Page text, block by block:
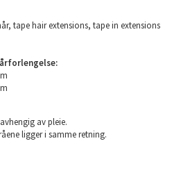
tape hair extensions, tape in extensions
av pleie.
ligger i samme retning.